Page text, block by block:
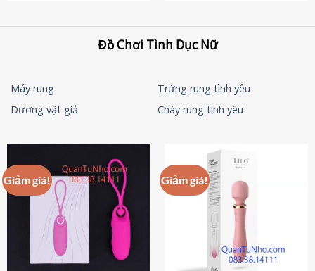
Đồ Chơi Tình Dục Nữ
Máy rung
Trứng rung tình yêu
Dương vật giả
Chày rung tình yêu
Giảm giá! Giảm giá!